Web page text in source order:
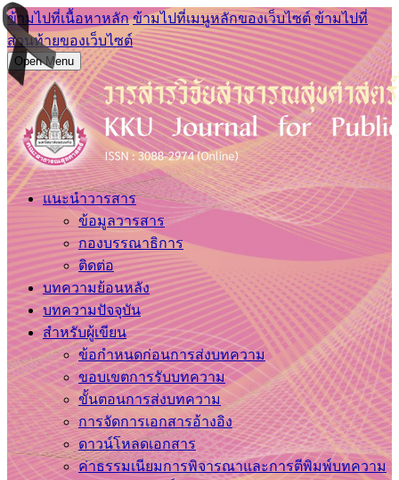
ข้ามไปที่เนื้อหาหลัก ข้ามไปที่เมนูหลักของเว็บไซต์ ข้ามไปที่
ส่วนท้ายของเว็บไซต์
Open Menu
แนะนำวารสาร
ข้อมูลวารสาร
กองบรรณาธิการ
ติดต่อ
บทความย้อนหลัง
บทความปัจจุบัน
สำหรับผู้เขียน
ข้อกำหนดก่อนการส่งบทความ
ขอบเขตการรับบทความ
ขั้นตอนการส่งบทความ
การจัดการเอกสารอ้างอิง
ดาวน์โหลดเอกสาร
ค่าธรรมเนียมการพิจารณาและการตีพิมพ์บทความ